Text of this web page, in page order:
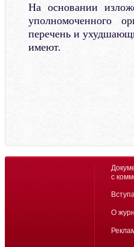
На основании
уполномоченного
перечень и
имеют.
с
О